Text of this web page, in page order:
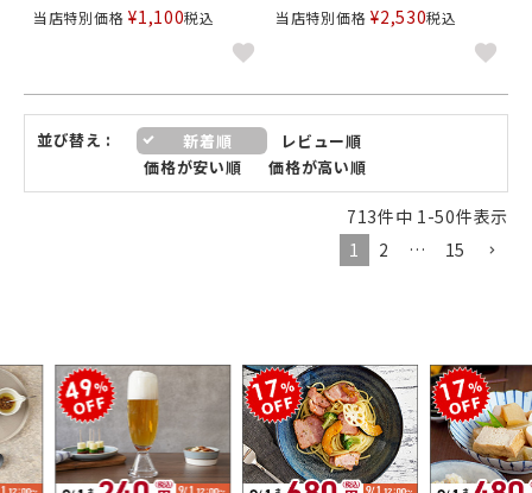
当店特別価格 ¥1,100税込 当店特別価格 ¥2,530税込
並び替え 新着順
レビュー順
価格が安い順
価格が高い順
713件中 1 -50件表示
1
2 … 15